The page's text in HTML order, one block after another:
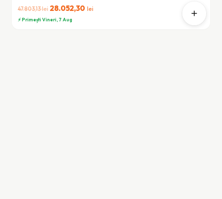
47.803,13lei Prețul
inițial
28.052,30 leiPrețul
⚡ Primești Vineri, 7 Aug